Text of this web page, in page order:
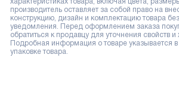
производитель оставляет за собой право на
конструкцию, дизайн и комплектацию товара
уведомления. Перед оформлением заказа
обратиться к продавцу для уточнения свойств и
Подробная информация о товаре указывается в
упаковке товара.